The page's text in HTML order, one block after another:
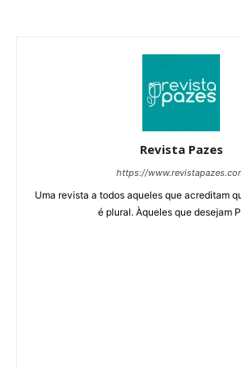
Revista Pazes
https://
Uma revista a todos aqueles que acreditam
é plural. Àqueles que desejam